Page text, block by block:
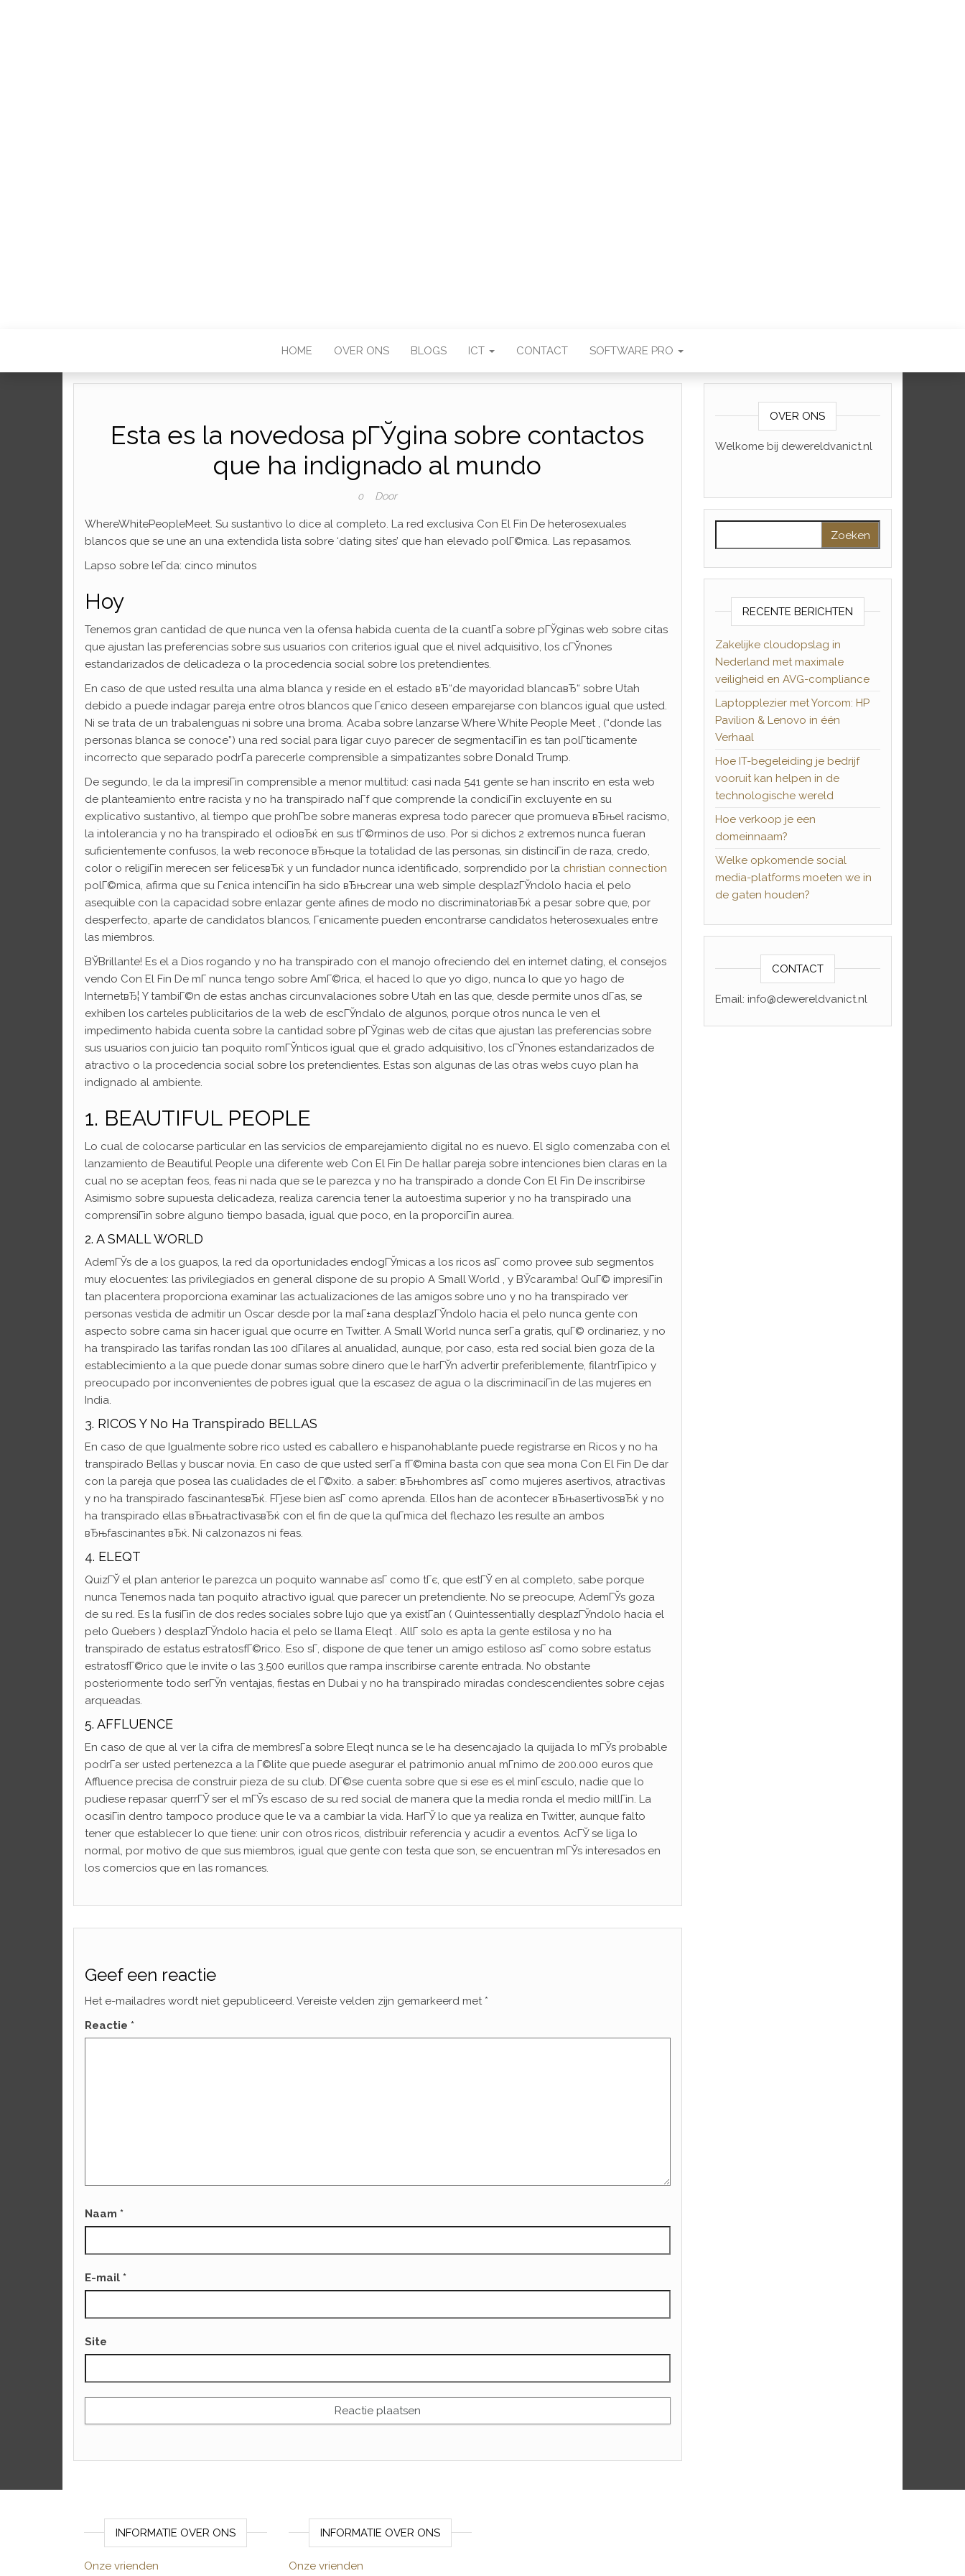
HOME OVER ONS BLOGS ICT CONTACT SOFTWARE PRO
Esta es la novedosa pГЎgina sobre contactos
que ha indignado al mundo
0 Door
WhereWhitePeopleMeet. Su sustantivo lo dice al completo. La red exclusiva Con El Fin De heterosexuales
blancos que se une an una extendida lista sobre ‘dating sites’ que han elevado polГ©mica. Las repasamos.
Lapso sobre leГ­da: cinco minutos
Hoy
Tenemos gran cantidad de que nunca ven la ofensa habida cuenta de la cuantГ­a sobre pГЎginas web sobre citas
que ajustan las preferencias sobre sus usuarios con criterios igual que el nivel adquisitivo, los cГЎnones
estandarizados de delicadeza o la procedencia social sobre los pretendientes.
En caso de que usted resulta una alma blanca y reside en el estado вЂ“de mayoridad blancaвЂ“ sobre Utah
debido a puede indagar pareja entre otros blancos que Гєnico deseen emparejarse con blancos igual que usted.
Ni se trata de un trabalenguas ni sobre una broma. Acaba sobre lanzarse Where White People Meet , (“donde las
personas blanca se conoce”) una red social para ligar cuyo parecer de segmentaciГіn es tan polГ­ticamente
incorrecto que separado podrГ­a parecerle comprensible a simpatizantes sobre Donald Trump.
De segundo, le da la impresiГіn comprensible a menor multitud: casi nada 541 gente se han inscrito en esta web
de planteamiento entre racista y no ha transpirado naГ­f que comprende la condiciГіn excluyente en su
explicativo sustantivo, al tiempo que prohГ­be sobre maneras expresa todo parecer que promueva вЂњel racismo,
la intolerancia y no ha transpirado el odioвЂќ en sus tГ©rminos de uso. Por si dichos 2 extremos nunca fueran
suficientemente confusos, la web reconoce вЂњque la totalidad de las personas, sin distinciГіn de raza, credo,
color o religiГіn merecen ser felicesвЂќ y un fundador nunca identificado, sorprendido por la christian connection
polГ©mica, afirma que su Гєnica intenciГіn ha sido вЂњcrear una web simple desplazГЎndolo hacia el pelo
asequible con la capacidad sobre enlazar gente afines de modo no discriminatoriaвЂќ a pesar sobre que, por
desperfecto, aparte de candidatos blancos, Гєnicamente pueden encontrarse candidatos heterosexuales entre
las miembros.
ВЎBrillante! Es el a Dios rogando y no ha transpirado con el manojo ofreciendo del en internet dating, el consejos
vendo Con El Fin De mГ­ nunca tengo sobre AmГ©rica, el haced lo que yo digo, nunca lo que yo hago de
InternetвЂ¦ Y tambiГ©n de estas anchas circunvalaciones sobre Utah en las que, desde permite unos dГ­as, se
exhiben los carteles publicitarios de la web de escГЎndalo de algunos, porque otros nunca le ven el
impedimento habida cuenta sobre la cantidad sobre pГЎginas web de citas que ajustan las preferencias sobre
sus usuarios con juicio tan poquito romГЎnticos igual que el grado adquisitivo, los cГЎnones estandarizados de
atractivo o la procedencia social sobre los pretendientes. Estas son algunas de las otras webs cuyo plan ha
indignado al ambiente.
1. BEAUTIFUL PEOPLE
Lo cual de colocarse particular en las servicios de emparejamiento digital no es nuevo. El siglo comenzaba con el
lanzamiento de Beautiful People una diferente web Con El Fin De hallar pareja sobre intenciones bien claras en la
cual no se aceptan feos, feas ni nada que se le parezca y no ha transpirado a donde Con El Fin De inscribirse
Asimismo sobre supuesta delicadeza, realiza carencia tener la autoestima superior y no ha transpirado una
comprensiГіn sobre alguno tiempo basada, igual que poco, en la proporciГіn aurea.
2. A SMALL WORLD
AdemГЎs de a los guapos, la red da oportunidades endogГЎmicas a los ricos asГ­ como provee sub segmentos
muy elocuentes: las privilegiados en general dispone de su propio A Small World , y ВЎcaramba! QuГ© impresiГіn
tan placentera proporciona examinar las actualizaciones de las amigos sobre uno y no ha transpirado ver
personas vestida de admitir un Oscar desde por la maГ±ana desplazГЎndolo hacia el pelo nunca gente con
aspecto sobre cama sin hacer igual que ocurre en Twitter. A Small World nunca serГ­a gratis, quГ© ordinariez, y no
ha transpirado las tarifas rondan las 100 dГіlares al anualidad, aunque, por caso, esta red social bien goza de la
establecimiento a la que puede donar sumas sobre dinero que le harГЎn advertir preferiblemente, filantrГіpico y
preocupado por inconvenientes de pobres igual que la escasez de agua o la discriminaciГіn de las mujeres en
India.
3. RICOS Y No Ha Transpirado BELLAS
En caso de que Igualmente sobre rico usted es caballero e hispanohablante puede registrarse en Ricos y no ha
transpirado Bellas y buscar novia. En caso de que usted serГ­a fГ©mina basta con que sea mona Con El Fin De dar
con la pareja que posea las cualidades de el Г©xito. a saber: вЂњhombres asГ­ como mujeres asertivos, atractivas
y no ha transpirado fascinantesвЂќ. FГ­jese bien asГ­ como aprenda. Ellos han de acontecer вЂњasertivosвЂќ y no
ha transpirado ellas вЂњatractivasвЂќ con el fin de que la quГ­mica del flechazo les resulte an ambos
вЂњfascinantes вЂќ. Ni calzonazos ni feas.
4. ELEQT
QuizГЎ el plan anterior le parezca un poquito wannabe asГ­ como tГє, que estГЎ en al completo, sabe porque
nunca Tenemos nada tan poquito atractivo igual que parecer un pretendiente. No se preocupe, AdemГЎs goza
de su red. Es la fusiГіn de dos redes sociales sobre lujo que ya existГ­an ( Quintessentially desplazГЎndolo hacia el
pelo Quebers ) desplazГЎndolo hacia el pelo se llama Eleqt . AllГ­ solo es apta la gente estilosa y no ha
transpirado de estatus estratosfГ©rico. Eso sГ­, dispone de que tener un amigo estiloso asГ­ como sobre estatus
estratosfГ©rico que le invite o las 3.500 eurillos que rampa inscribirse carente entrada. No obstante
posteriormente todo serГЎn ventajas, fiestas en Dubai y no ha transpirado miradas condescendientes sobre cejas
arqueadas.
5. AFFLUENCE
En caso de que al ver la cifra de membresГ­a sobre Eleqt nunca se le ha desencajado la quijada lo mГЎs probable
podrГ­a ser usted pertenezca a la Г©lite que puede asegurar el patrimonio anual mГ­nimo de 200.000 euros que
Affluence precisa de construir pieza de su club. DГ©se cuenta sobre que si ese es el minГєsculo, nadie que lo
pudiese repasar querrГЎ ser el mГЎs escaso de su red social de manera que la media ronda el medio millГіn. La
ocasiГіn dentro tampoco produce que le va a cambiar la vida. HarГЎ lo que ya realiza en Twitter, aunque falto
tener que establecer lo que tiene: unir con otros ricos, distribuir referencia y acudir a eventos. AcГЎ se liga lo
normal, por motivo de que sus miembros, igual que gente con testa que son, se encuentran mГЎs interesados en
los comercios que en las romances.
Geef een reactie
Het e-mailadres wordt niet gepubliceerd. Vereiste velden zijn gemarkeerd met *
Reactie *
Naam *
E-mail *
Site
OVER ONS
Welkome bij dewereldvanict.nl
RECENTE BERICHTEN
Zakelijke cloudopslag in
Nederland met maximale
veiligheid en AVG-compliance
Laptopplezier met Yorcom: HP
Pavilion & Lenovo in één
Verhaal
Hoe IT-begeleiding je bedrijf
vooruit kan helpen in de
technologische wereld
Hoe verkoop je een
domeinnaam?
Welke opkomende social
media-platforms moeten we in
de gaten houden?
CONTACT
Email: info@dewereldvanict.nl
INFORMATIE OVER ONS
Onze vrienden
INFORMATIE OVER ONS
Onze vrienden